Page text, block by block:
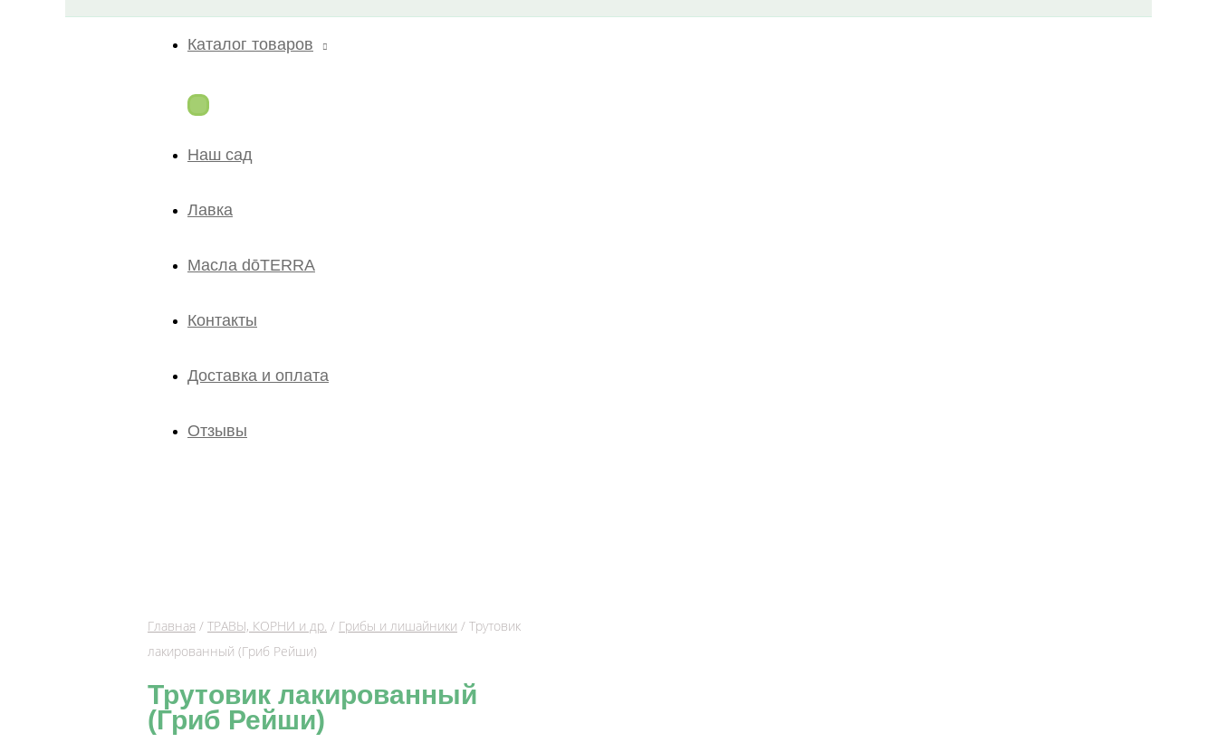
Каталог товаров
Наш сад
Лавка
Масла dōTERRA
Контакты
Доставка и оплата
Отзывы
Главная / ТРАВЫ, КОРНИ и др. / Грибы и лишайники / Трутовик
лакированный (Гриб Рейши)
Трутовик лакированный
(Гриб Рейши)